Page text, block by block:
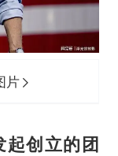
片
创立的团